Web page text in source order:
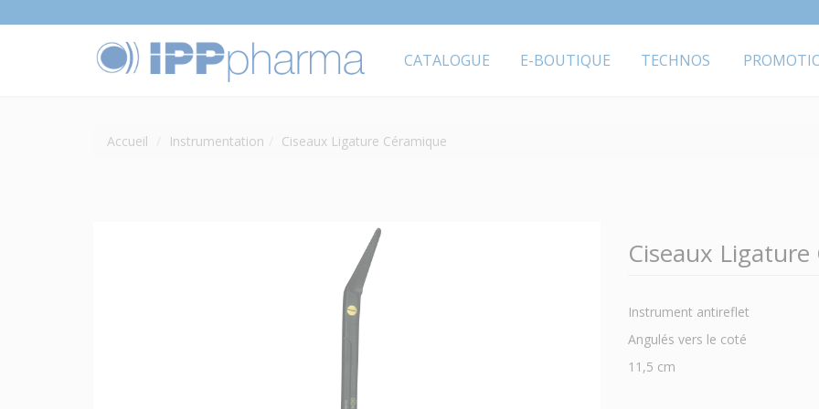
CATALOGUE E-BOUTIQUE TECHNOS
Accueil Instrumentation Ciseaux Ligature Céramique
Ciseaux Ligature
Instrument antireflet
Angulés vers le coté
11,5 cm